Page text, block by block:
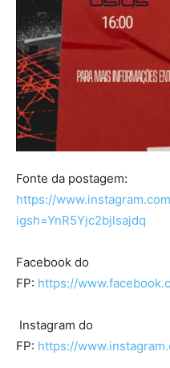
Fonte da postagem:
https://
igsh=YnR5Yjc2bjlsajdq
Facebook do
FP: https://
Instagram do
FP: https://